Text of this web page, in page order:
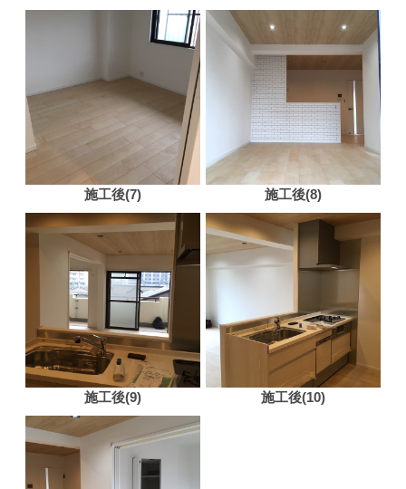
施工後(7) 施工後(8)
施工後(9) 施工後(10)